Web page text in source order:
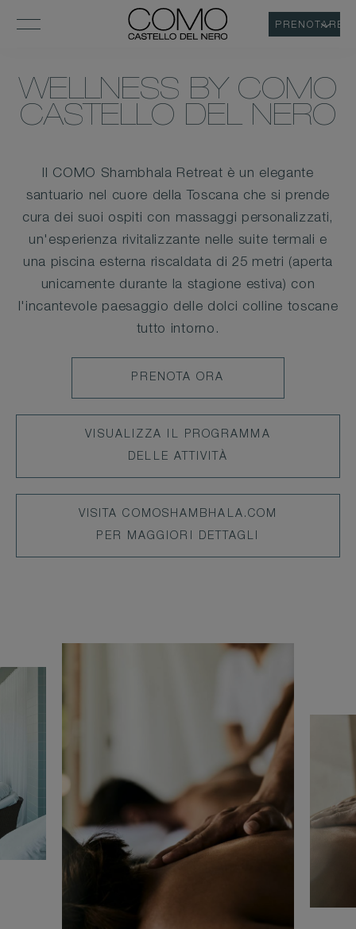
PRENOTARE
WELLNESS BY COMO
CASTELLO DEL NERO
Il COMO Shambhala Retreat è un elegante
santuario nel cuore della Toscana che si prende
cura dei suoi ospiti con massaggi personalizzati,
un'esperienza rivitalizzante nelle suite termali e
una piscina esterna riscaldata di 25 metri (aperta
unicamente durante la stagione estiva) con
l'incantevole paesaggio delle dolci colline toscane
tutto intorno.
LEARN
MORE
PRENOTA ORA
LEARN
VISUALIZZA IL PROGRAMMA
DELLE ATTIVITÀ
LEARN
MORE
VISITA COMOSHAMBHALA.COM
PER MAGGIORI DETTAGLI